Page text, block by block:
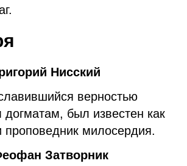
Нисский
верностью
догматам, был известен как
проповедник милосердия.
Затворник